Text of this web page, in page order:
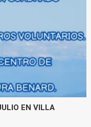
EN VILLA